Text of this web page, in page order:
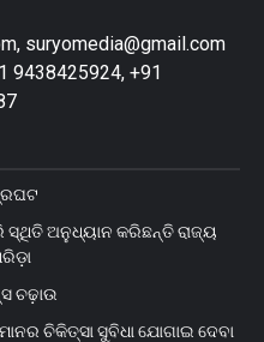
suryomedia@gmail.com
9438425924, +91
ସ୍ଥିତି ଅନୁଧ୍ୟାନ କରିଛନ୍ତି ରାଜ୍ୟ
ଚଢ଼ାଉ
ଚିକିତ୍ସା ସୁବିଧା ଯୋଗାଇ ଦେବା